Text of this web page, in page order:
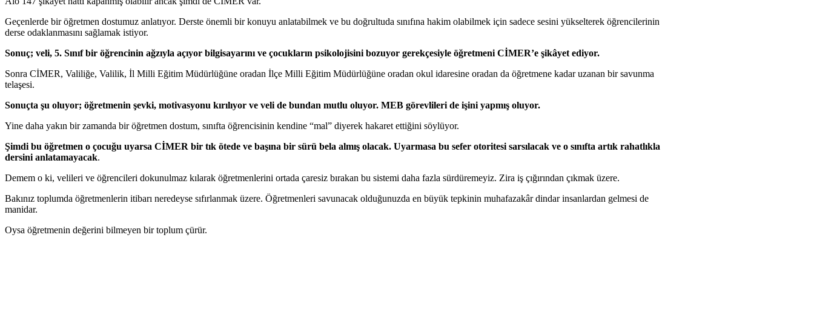
Geçenlerde bir öğretmen dostumuz anlatıyor. Derste önemli bir konuyu anlatabilmek ve bu doğrultuda sınıfına hakim olabilmek için sadece sesini yükselterek öğrencilerinin
derse odaklanmasını sağlamak istiyor.
Sonuç; veli, 5. Sınıf bir öğrencinin ağzıyla açıyor bilgisayarını ve çocukların psikolojisini bozuyor gerekçesiyle öğretmeni CİMER’e şikâyet ediyor.
Sonra CİMER, Valiliğe, Valilik, İl Milli Eğitim Müdürlüğüne oradan İlçe Milli Eğitim Müdürlüğüne oradan okul idaresine oradan da öğretmene kadar uzanan bir savunma
telaşesi.
Sonuçta şu oluyor; öğretmenin şevki, motivasyonu kırılıyor ve veli de bundan mutlu oluyor. MEB görevlileri de işini yapmış oluyor.
Yine daha yakın bir zamanda bir öğretmen dostum, sınıfta öğrencisinin kendine “mal” diyerek hakaret ettiğini söylüyor.
Şimdi bu öğretmen o çocuğu uyarsa CİMER bir tık ötede ve başına bir sürü bela almış olacak. Uyarmasa bu sefer otoritesi sarsılacak ve o sınıfta artık rahatlıkla
dersini anlatamayacak.
Demem o ki, velileri ve öğrencileri dokunulmaz kılarak öğretmenlerini ortada çaresiz bırakan bu sistemi daha fazla sürdüremeyiz. Zira iş çığırından çıkmak üzere.
Bakınız toplumda öğretmenlerin itibarı neredeyse sıfırlanmak üzere. Öğretmenleri savunacak olduğunuzda en büyük tepkinin muhafazakâr dindar insanlardan gelmesi de
manidar.
Oysa öğretmenin değerini bilmeyen bir toplum çürür.